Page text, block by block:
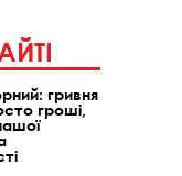
гривня
гроші,